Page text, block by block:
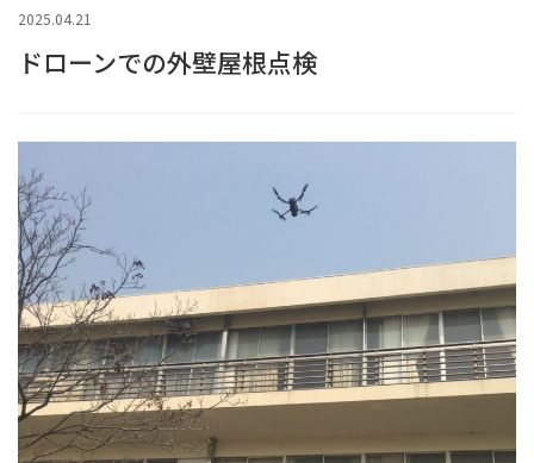
2025.04.21
ドローンでの外壁屋根点検